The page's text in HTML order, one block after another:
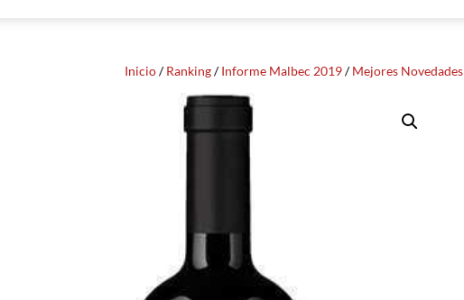
Inicio/Ranking/Informe Malbec 2019/Mejores Novedades